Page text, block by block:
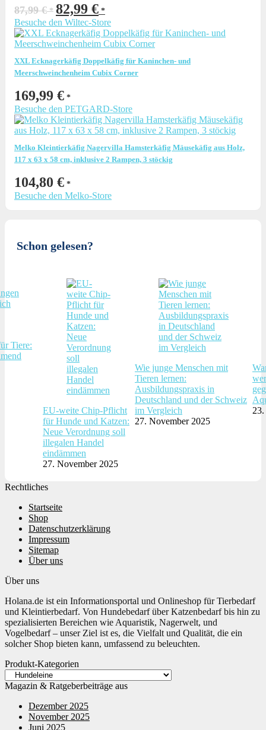
87,99€
Ursprünglicher
Preis
war:
87,99 €
82,99 € Preis
ist:
82,99 €.
Besuche den Wiltec-Store
XXL Ecknagerkäfig Doppelkäfig für Kaninchen- und
Meerschweinchenheim Cubix Corner
169,99 €
Besuche den PETGARD-Store
Melko Kleintierkäfig Nagervilla Hamsterkäfig Mäusekäfig aus Holz,
117 x 63 x 58 cm, inklusive 2 Rampen, 3 stöckig
104,80 €
Besuche den Melko-Store
Schon gelesen?
Tiere:
EU-weite Chip-Pflicht
für Hunde und Katzen:
Neue Verordnung soll
illegalen Handel
eindämmen
27. November 2025
Wie junge Menschen mit
Tieren lernen:
Ausbildungspraxis in
Deutschland und der Schweiz
im Vergleich
27. November 2025
Rechtliches
Startseite
Shop
Datenschutzerklärung
Impressum
Sitemap
Über uns
Über uns
Holana.de ist ein Informationsportal und Onlineshop für Tierbedarf
und Kleintierbedarf. Von Hundebedarf über Katzenbedarf bis hin zu
spezialisierten Bereichen wie Aquaristik, Nagerwelt, und
Vogelbedarf – unser Ziel ist es, die Vielfalt und Qualität, die ein
solcher Shop bieten kann, umfassend zu beleuchten.
Produkt-Kategorien
Magazin & Ratgeberbeiträge aus
Dezember 2025
November 2025
Juni 2025